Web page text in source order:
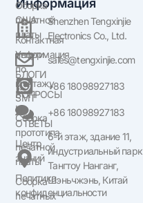
О
США
Контактная
информация
БЛОГИ
ВОПРОСЫ
И
ОТВЕТЫ
Центр
знаний
Политика
конфиденциальности
Сборка
печатной
платы
Услуги
по
монтажу
SMT
Сборка
прототипа
печатной
платы
Сборка
печатных
Информация
Shenzhen Tengxinjie
Electronics Co., Ltd.
sales@tengxinjie.com
+86 18098927183
+86 18098927183
6-й этаж, здание 11,
индустриальный парк
Тангтоу Нанганг,
Шэньчжэнь, Китай